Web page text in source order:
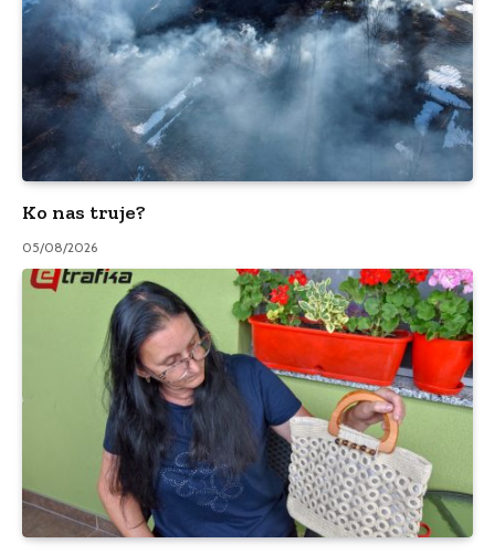
Ko nas truje?
05/08/2026